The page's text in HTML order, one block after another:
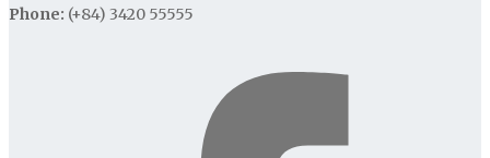
Phone: (+84) 3420 55555